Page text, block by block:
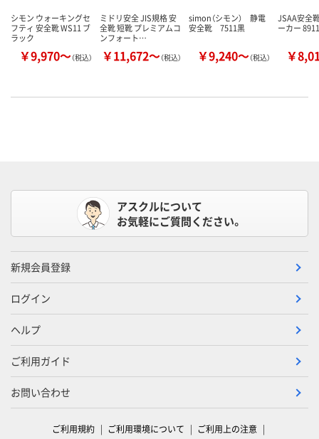
シモン ウォーキングセ
フティ 安全靴 WS11 ブ
ラック
￥9,970～（税込）
ミドリ安全 JIS規格 安
全靴 短靴 プレミアムコ
ンフォート…
￥11,672～（税込）
simon（シモン） 静電
安全靴 7511黒
￥9,240～（税込）
JSAA安全
ーカー 8911
￥
アスクルについて
お気軽にご質問ください。
新規会員登録
ログイン
ヘルプ
ご利用ガイド
お問い合わせ
ご利用規約 ご利用環境について ご利用上の注意